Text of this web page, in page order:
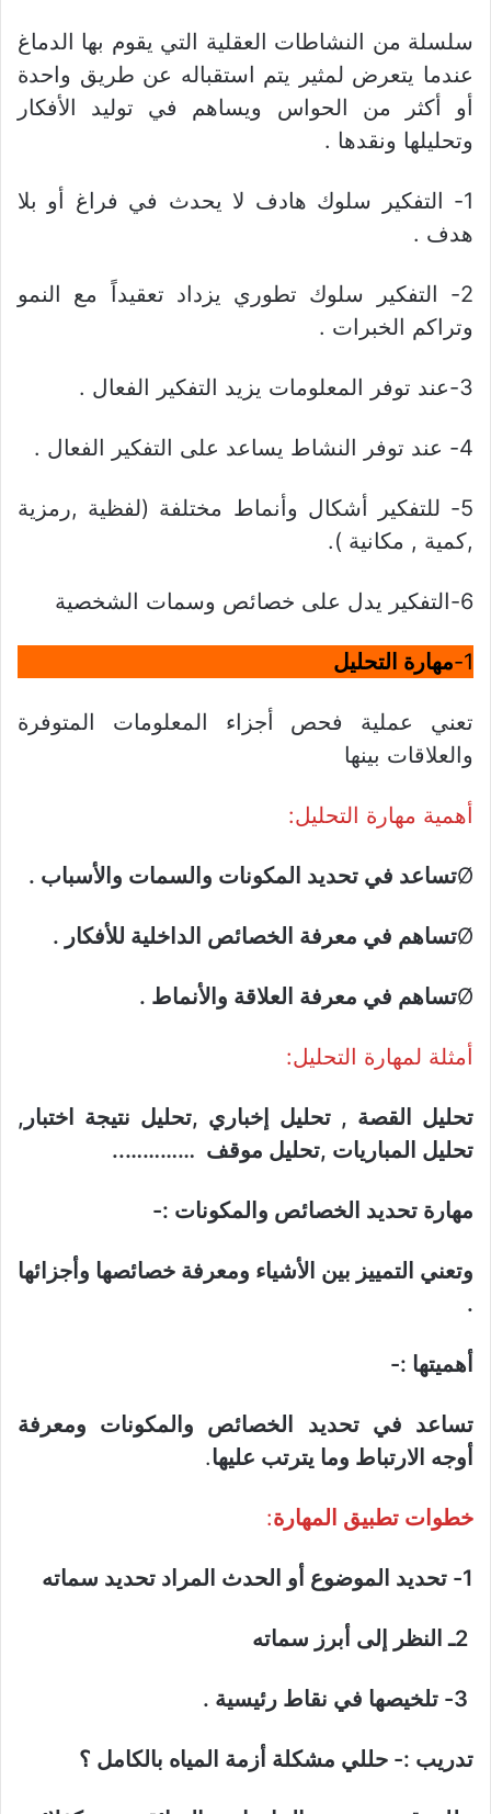
سلسلة من النشاطات العقلية التي يقوم بها الدماغ
عندما يتعرض لمثير يتم استقباله عن طريق واحدة
أو أكثر من الحواس ويساهم في توليد الأفكار
وتحليلها ونقدها .
1- التفكير سلوك هادف لا يحدث في فراغ أو بلا
هدف .
2- التفكير سلوك تطوري يزداد تعقيداً مع النمو
وتراكم الخبرات .
3-عند توفر المعلومات يزيد التفكير الفعال .
4- عند توفر النشاط يساعد على التفكير الفعال .
5- للتفكير أشكال وأنماط مختلفة (لفظية ,رمزية
,كمية , مكانية ).
6-التفكير يدل على خصائص وسمات الشخصية
1- مهارة التحليل
تعني عملية فحص أجزاء المعلومات المتوفرة
والعلاقات بينها
أهمية مهارة التحليل:
Øتساعد في تحديد المكونات والسمات والأسباب .
Øتساهم في معرفة الخصائص الداخلية للأفكار .
Øتساهم في معرفة العلاقة والأنماط .
أمثلة لمهارة التحليل:
تحليل القصة , تحليل إخباري ,تحليل نتيجة اختبار,
تحليل المباريات ,تحليل موقف …………..
مهارة تحديد الخصائص والمكونات :-
وتعني التمييز بين الأشياء ومعرفة خصائصها وأجزائها
.
أهميتها :-
تساعد في تحديد الخصائص والمكونات ومعرفة
أوجه الارتباط وما يترتب عليها.
خطوات تطبيق المهارة:
1- تحديد الموضوع أو الحدث المراد تحديد سماته
تدريب :- حللي مشكلة أزمة المياه بالكامل ؟